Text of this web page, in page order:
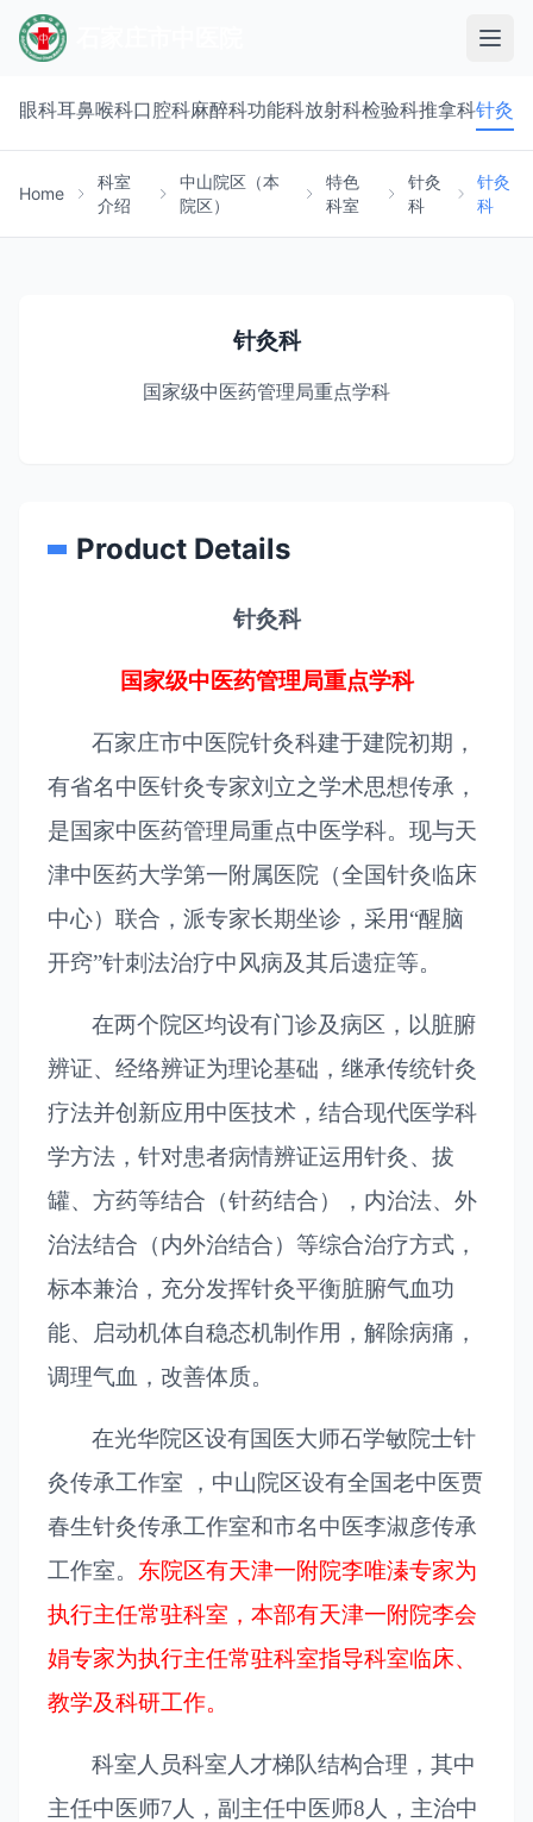
眼科耳鼻喉科口腔科麻醉科功能科放射科检验科推拿科针灸科
Home
科室
介绍
中山院区（本
院区）
特色
科室
针灸
科
针灸
科
针灸科
国家级中医药管理局重点学科
Product Details
针灸科
国家级中医药管理局重点学科
石家庄市中医院针灸科建于建院初期，
有省名中医针灸专家刘立之学术思想传承，
是国家中医药管理局重点中医学科。现与天
津中医药大学第一附属医院（全国针灸临床
中心）联合，派专家长期坐诊，采用“醒脑
开窍”针刺法治疗中风病及其后遗症等。
在两个院区均设有门诊及病区，以脏腑
辨证、经络辨证为理论基础，继承传统针灸
疗法并创新应用中医技术，结合现代医学科
学方法，针对患者病情辨证运用针灸、拔
罐、方药等结合（针药结合），内治法、外
治法结合（内外治结合）等综合治疗方式，
标本兼治，充分发挥针灸平衡脏腑气血功
能、启动机体自稳态机制作用，解除病痛，
调理气血，改善体质。
在光华院区设有国医大师石学敏院士针
灸传承工作室 ，中山院区设有全国老中医贾
春生针灸传承工作室和市名中医李淑彦传承
工作室。 东院区有天津一附院李唯溱专家为
执行主任常驻科室，本部有天津一附院李会
娟专家为执行主任常驻科室指导科室临床、
教学及科研工作。
科室人员科室人才梯队结构合理，其中
主任中医师7人，副主任中医师8人，主治中